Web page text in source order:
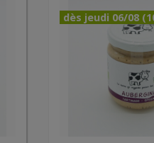
dès jeudi 06/08